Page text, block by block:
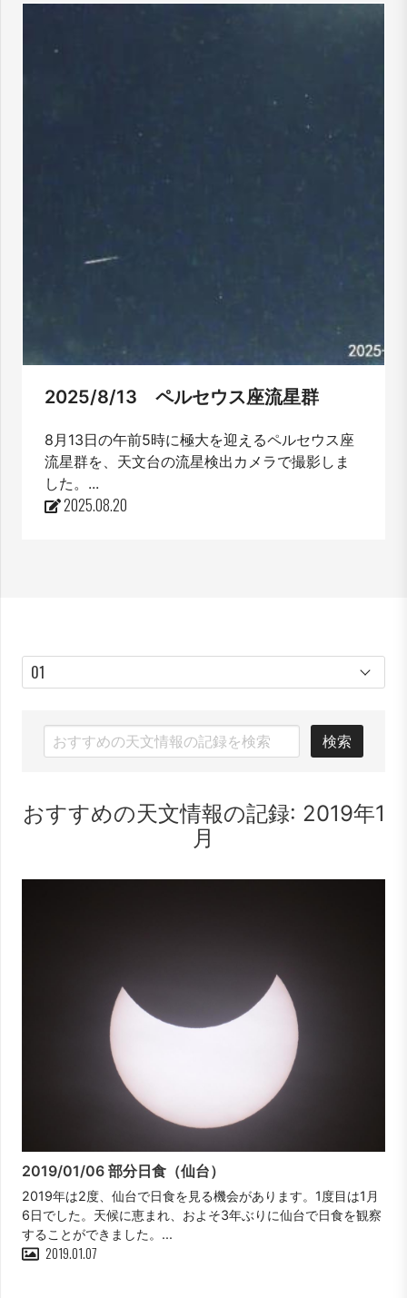
2025/8/13 ペルセウス座流星群
8月13日の午前5時に極大を迎えるペルセウス座
流星群を、天文台の流星検出カメラで撮影しま
した。...
2025.08.20
検索
おすすめの天文情報の記録: 2019年1
月
2019/01/06 部分日食（仙台）
2019年は2度、仙台で日食を見る機会があります。1度目は1月
6日でした。天候に恵まれ、およそ3年ぶりに仙台で日食を観察
することができました。...
2019.01.07